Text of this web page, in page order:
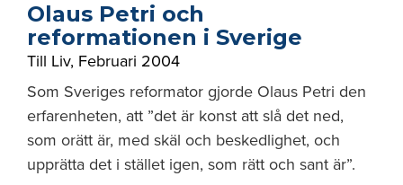
Olaus Petri och
reformationen i Sverige
Till Liv, Februari 2004
Som Sveriges reformator gjorde Olaus Petri den
erfarenheten, att ”det är konst att slå det ned,
som orätt är, med skäl och beskedlighet, och
upprätta det i stället igen, som rätt och sant är”.